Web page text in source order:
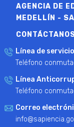
AGENCIA DE
MEDELLÍN -
Línea de
Teléfono
Línea
Teléfono
Correo